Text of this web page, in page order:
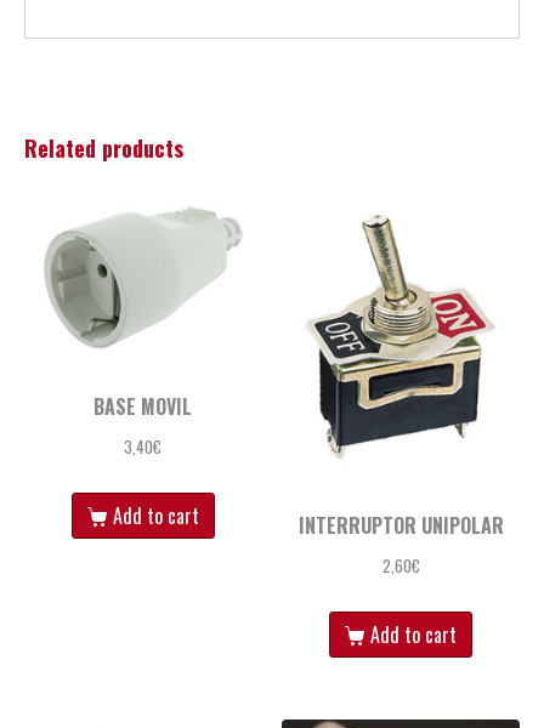
Related products
BASE MOVIL
3,40€
Add to cart INTERRUPTOR UNIPOLAR
2,60€
Add to cart